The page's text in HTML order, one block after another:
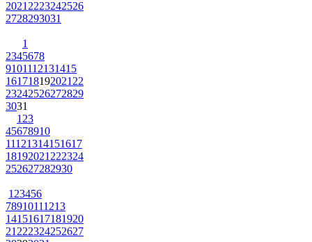
2021 2223242526
2728293031
1
2345678
9101112131415
161718192021 22
23242526272829
3031
1 23
45678910
11121314151617
18192021 222324
252627282930
1 23456
78910111213
14151617181920
21 222324252627